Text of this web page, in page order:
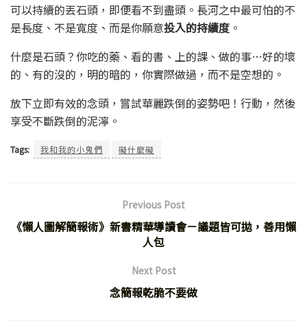
可以持續的丟石頭，即便看不到盡頭。長河之中最可怕的不
是長度、不是寬度、而是你願意投入的持續度 。
什麼是石頭？你吃的藥、看的書、上的課、做的事…好的壞
的、有的沒的，明的暗的，你實際做過，而不是空想的。
放下立即有效的念頭，嘗試華麗跌倒的姿勢吧！行動，然後
享受不斷跌倒的泥濘。
Tags: 我和我的小鬼們 礙什麼礙
Previous Post
《懶人圖解簡報術》新書精華導讀會－議題皆可拋，善用懶
人包
Next Post
念簡報乾脆不要做